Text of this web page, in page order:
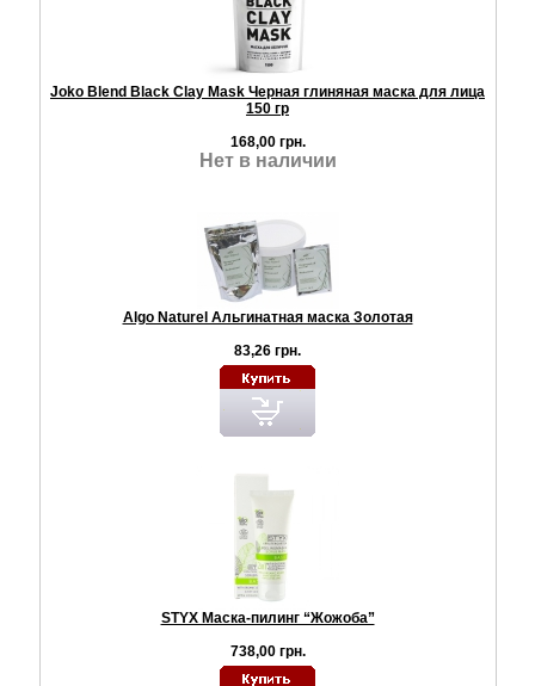
Joko Blend Black Сlay Mask Черная глиняная маска для лица
150 гр
168,00 грн.
Нет в наличии
Algo Naturel Альгинатная маска Золотая
83,26 грн.
STYX Маска-пилинг “Жожоба”
738,00 грн.